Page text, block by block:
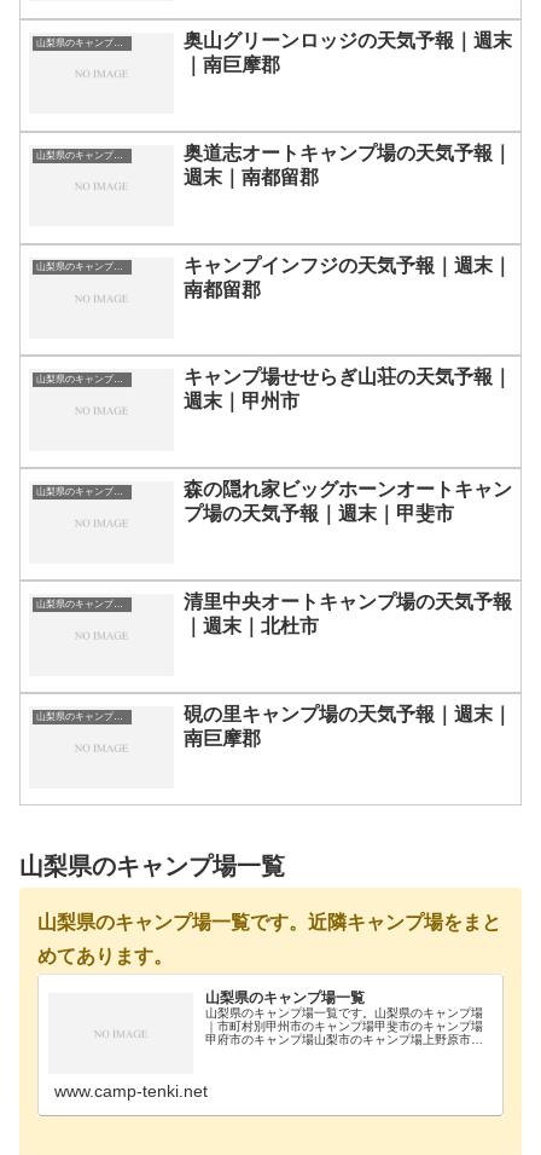
山梨県のキャンプ場一覧
奥山グリーンロッジの天気予報｜週末
｜南巨摩郡
山梨県のキャンプ場一覧
奥道志オートキャンプ場の天気予報｜
週末｜南都留郡
山梨県のキャンプ場一覧
キャンプインフジの天気予報｜週末｜
南都留郡
山梨県のキャンプ場一覧
キャンプ場せせらぎ山荘の天気予報｜
週末｜甲州市
山梨県のキャンプ場一覧
森の隠れ家ビッグホーンオートキャン
プ場の天気予報｜週末｜甲斐市
山梨県のキャンプ場一覧
清里中央オートキャンプ場の天気予報
｜週末｜北杜市
山梨県のキャンプ場一覧
硯の里キャンプ場の天気予報｜週末｜
南巨摩郡
山梨県のキャンプ場一覧
山梨県のキャンプ場一覧です。近隣キャンプ場をまと
めてあります。
山梨県のキャンプ場一覧
山梨県のキャンプ場一覧です。山梨県のキャンプ場
｜市町村別甲州市のキャンプ場甲斐市のキャンプ場
甲府市のキャンプ場山梨市のキャンプ場上野原市の
www.camp-tenki.net